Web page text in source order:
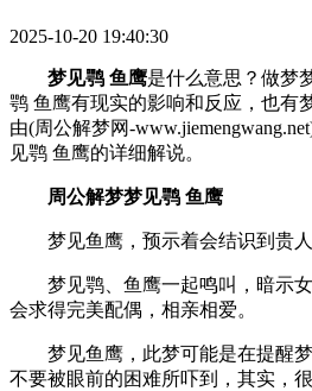
2025-10-20 19:40:30
梦见鹗 鱼鹰是什么意思？做梦
鹗 鱼鹰有现实的影响和反应，也有
由(周公解梦网-
见鹗 鱼鹰的详细解说。
周公解梦梦见鹗 鱼鹰
梦见鱼鹰，预示着会结识到贵人
梦见鹗、鱼鹰一起鸣叫，暗示女
会求得完美配偶，相亲相爱。
梦见鱼鹰，此梦可能是在提醒梦
不要被眼前的困难所吓到，其实，